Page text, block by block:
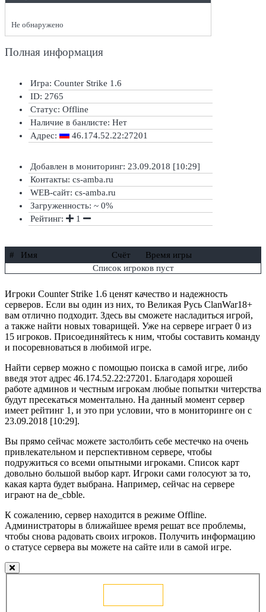
Не обнаружено
Полная информация
Игра: Counter Strike 1.6
ID: 2765
Статус: Offline
Наличие в банлисте: Нет
Адрес:
46.174.52.22:27201
Добавлен в мониторинг: 23.09.2018 [10:29]
Контакты: cs-amba.ru
WEB-сайт: cs-amba.ru
Загруженность: ~ 0%
Рейтинг:
1
# Имя Счёт
Время игры
Список игроков пуст
Игроки Counter Strike 1.6 ценят качество и надежность
серверов. Если вы один из них, то Великая Русь ClanWar18+
вам отлично подходит. Здесь вы сможете насладиться игрой,
а также найти новых товарищей. Уже на сервере играет 0 из
15 игроков. Присоединяйтесь к ним, чтобы составить команду
и посоревноваться в любимой игре.
Найти сервер можно с помощью поиска в самой игре, либо
введя этот адрес 46.174.52.22:27201. Благодаря хорошей
работе админов и честным игрокам любые попытки читерства
будут пресекаться моментально. На данный момент сервер
имеет рейтинг 1, и это при условии, что в мониторинге он с
23.09.2018 [10:29].
Вы прямо сейчас можете застолбить себе местечко на очень
привлекательном и перспективном сервере, чтобы
подружиться со всеми опытными игроками. Список карт
довольно большой выбор карт. Игроки сами голосуют за то,
какая карта будет выбрана. Например, сейчас на сервере
играют на de_cbble.
К сожалению, сервер находится в режиме Offline.
Администраторы в ближайшее время решат все проблемы,
чтобы снова радовать своих игроков. Получить информацию
о статусе сервера вы можете на сайте или в самой игре.